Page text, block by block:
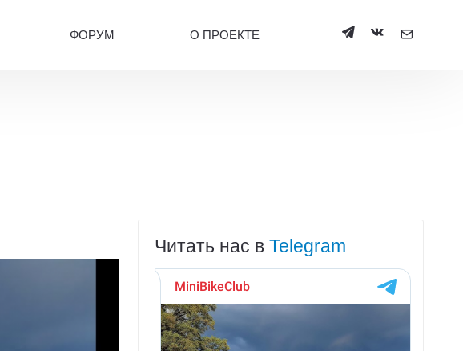
ФОРУМ О ПРОЕКТЕ
Читать нас в Telegram